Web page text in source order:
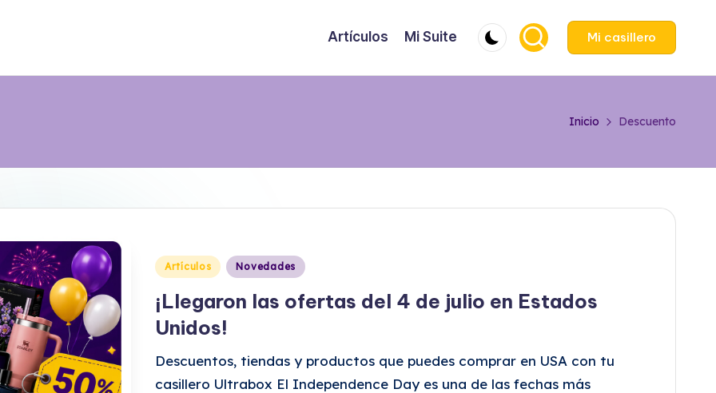
Artículos Mi Suite Mi casillero
Inicio Descuento
Publicado
Artículos Novedades
¡Llegaron las ofertas del 4 de julio en Estados
Unidos!
Descuentos, tiendas y productos que puedes comprar en USA con tu
casillero Ultrabox El Independence Day es una de las fechas más